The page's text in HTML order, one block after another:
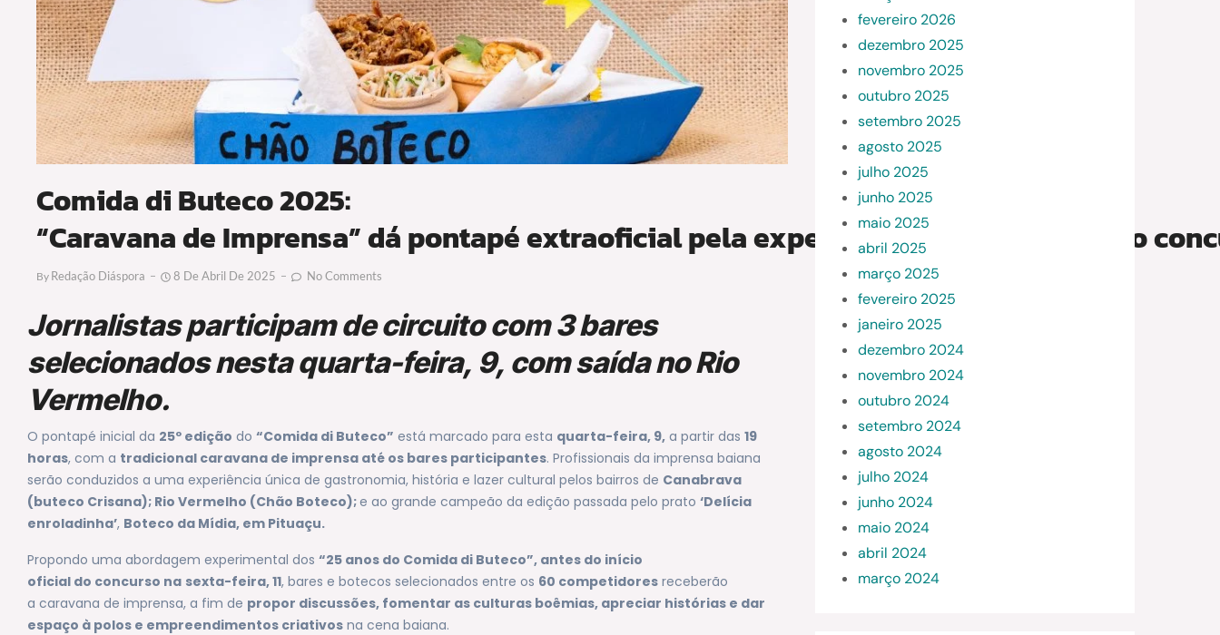
Comida di Buteco 2025:
“Caravana de Imprensa” dá pontapé extraoficial pela experiência gastronômica do
By Redação Diáspora 8 De Abril De 2025 No Comments
Jornalistas participam de circuito com 3 bares
selecionados nesta quarta-feira, 9, com saída no Rio
Vermelho.
O pontapé inicial da 25º edição do “Comida di Buteco” está marcado para esta quarta-feira, 9, a partir das 19
horas, com a tradicional caravana de imprensa até os bares participantes. Profissionais da imprensa baiana
serão conduzidos a uma experiência única de gastronomia, história e lazer cultural pelos bairros de Canabrava
(buteco Crisana); Rio Vermelho (Chão Boteco);e ao grande campeão da edição passada pelo prato ‘Delícia
enroladinha’, Boteco da Mídia, em Pituaçu.
Propondo uma abordagem experimental dos “25 anos do Comida di Buteco”, antes do início
oficial do concurso na sexta-feira, 11, bares e botecos selecionados entre os 60 competidores receberão
a caravana de imprensa, a fim de propor discussões, fomentar as culturas boêmias, apreciar histórias e dar
espaço à polos e empreendimentos criativos na cena baiana.
fevereiro 2026
dezembro 2025
novembro 2025
outubro 2025
setembro 2025
agosto 2025
julho 2025
junho 2025
maio 2025
abril 2025
março 2025
fevereiro 2025
janeiro 2025
dezembro 2024
novembro 2024
outubro 2024
setembro 2024
agosto 2024
julho 2024
junho 2024
maio 2024
abril 2024
março 2024